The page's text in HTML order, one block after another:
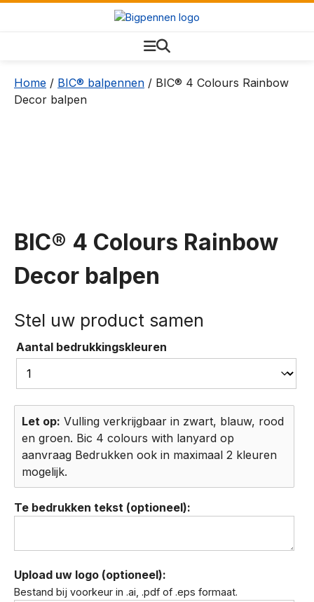
Home / BIC® balpennen / BIC® 4 Colours Rainbow
Decor balpen
BIC® 4 Colours Rainbow
Decor balpen
Aantal bedrukkingskleuren
Let op: Vulling verkrijgbaar in zwart, blauw, rood
en groen. Bic 4 colours with lanyard op
aanvraag Bedrukken ook in maximaal 2 kleuren
mogelijk.
Te bedrukken tekst (optioneel):
Upload uw logo (optioneel):
Bestand bij voorkeur in .ai, .pdf of .eps formaat.